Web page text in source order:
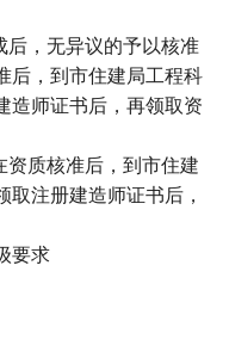
，无异议的予以核准
后，到市住建局工程科
造师证书后，再领取资
质核准后，到市住建
注册建造师证书后，
要求